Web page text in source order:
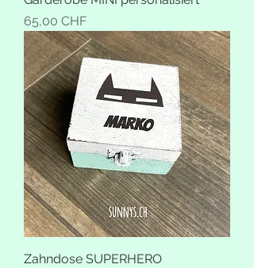
Preis
65,00 CHF
Zahndose SUPERHERO